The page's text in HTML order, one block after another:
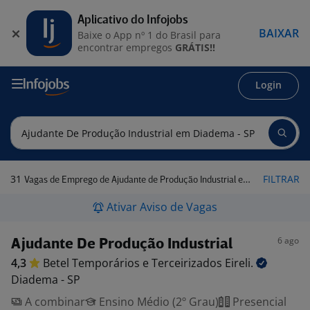
Login
31 Vagas de Emprego de Ajudante de Produção Industrial em Diadema - SP FILTRAR
Ativar Aviso de Vagas
Ajudante De Produção Industrial 6 ago
4,3 Betel Temporários e Terceirizados Eireli.
Diadema - SP
A combinar
Ensino Médio (2º Grau) Presencial
Aplicativo do Infojobs
Baixe o App nº 1 do Brasil para
encontrar empregos GRÁTIS!!
BAIXAR